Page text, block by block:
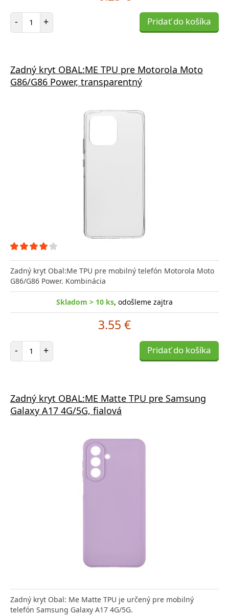
- Počet položiek
+ Pridať do košíka
Zadný kryt OBAL:ME TPU pre Motorola Moto
G86/G86 Power, transparentný
Zadný kryt Obal:Me TPU pre mobilný telefón Motorola Moto
G86/G86 Power. Kombinácia
Skladom > 10 ks, odošleme zajtra
3.55 €
- Počet položiek
+ Pridať do košíka
Zadný kryt OBAL:ME Matte TPU pre Samsung
Galaxy A17 4G/5G, fialová
Zadný kryt Obal: Me Matte TPU je určený pre mobilný
telefón Samsung Galaxy A17 4G/5G.